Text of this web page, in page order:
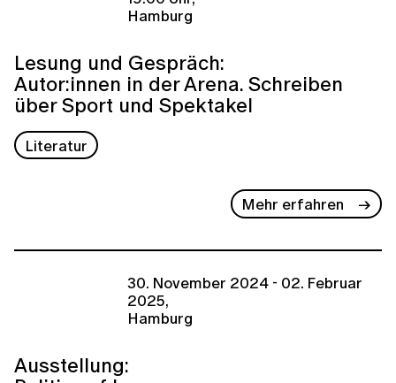
Hamburg
Lesung und Gespräch:
Autor:innen in der Arena. Schreiben
über Sport und Spektakel
Literatur
Mehr erfahren
30. November 2024 - 02. Februar
2025,
Hamburg
Ausstellung: